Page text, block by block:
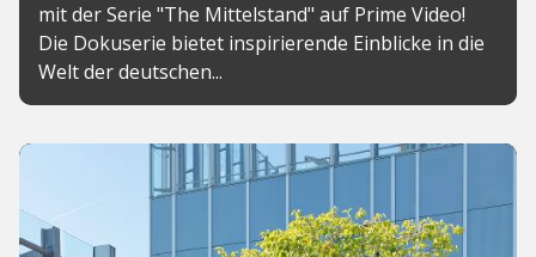
mit der Serie "The Mittelstand" auf Prime Video!
Die Dokuserie bietet inspirierende Einblicke in die
Welt der deutschen...